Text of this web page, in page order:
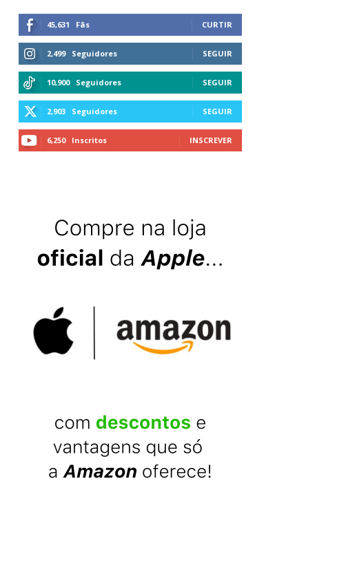
45,631 Fãs CURTIR
2,499 Seguidores SEGUIR
10,900 Seguidores SEGUIR
2,903 Seguidores SEGUIR
6,250 Inscritos INSCREVER